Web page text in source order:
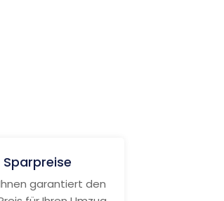
garantiert den